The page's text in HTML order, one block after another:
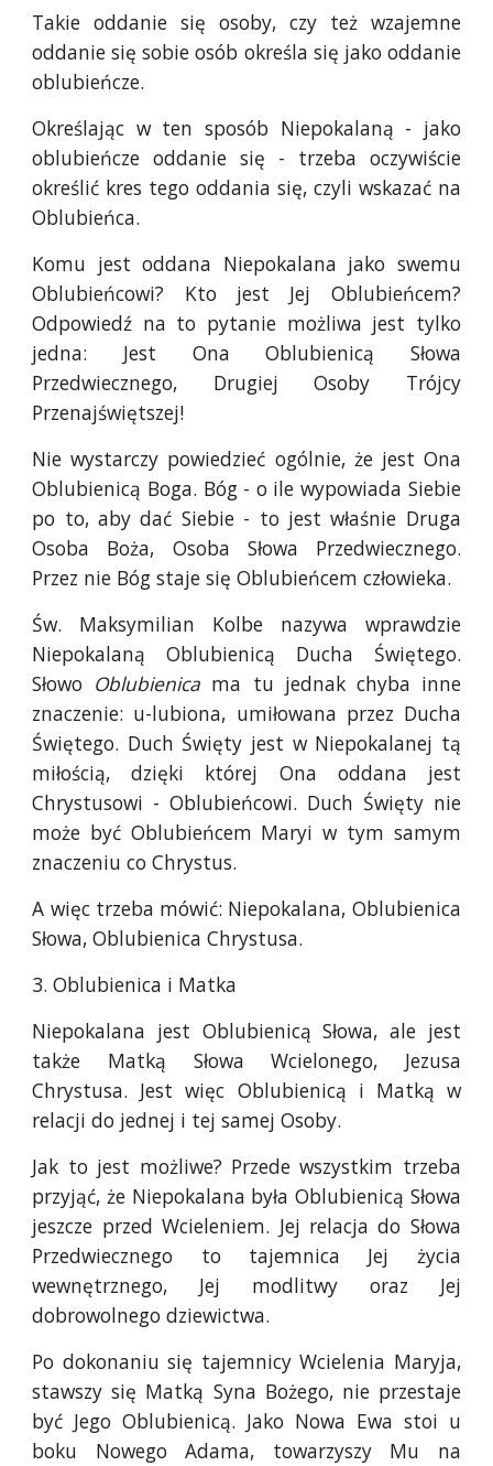
Takie oddanie się osoby, czy też wzajemne
oddanie się sobie osób określa się jako oddanie
oblubieńcze.
Określając w ten sposób Niepokalaną - jako
oblubieńcze oddanie się - trzeba oczywiście
określić kres tego oddania się, czyli wskazać na
Oblubieńca.
Komu jest oddana Niepokalana jako swemu
Oblubieńcowi? Kto jest Jej Oblubieńcem?
Odpowiedź na to pytanie możliwa jest tylko
jedna: Jest Ona Oblubienicą Słowa
Przedwiecznego, Drugiej Osoby Trójcy
Przenajświętszej!
Nie wystarczy powiedzieć ogólnie, że jest Ona
Oblubienicą Boga. Bóg - o ile wypowiada Siebie
po to, aby dać Siebie - to jest właśnie Druga
Osoba Boża, Osoba Słowa Przedwiecznego.
Przez nie Bóg staje się Oblubieńcem człowieka.
Św. Maksymilian Kolbe nazywa wprawdzie
Niepokalaną Oblubienicą Ducha Świętego.
Słowo Oblubienica ma tu jednak chyba inne
znaczenie: u-lubiona, umiłowana przez Ducha
Świętego. Duch Święty jest w Niepokalanej tą
miłością, dzięki której Ona oddana jest
Chrystusowi - Oblubieńcowi. Duch Święty nie
może być Oblubieńcem Maryi w tym samym
znaczeniu co Chrystus.
A więc trzeba mówić: Niepokalana, Oblubienica
Słowa, Oblubienica Chrystusa.
3. Oblubienica i Matka
Niepokalana jest Oblubienicą Słowa, ale jest
także Matką Słowa Wcielonego, Jezusa
Chrystusa. Jest więc Oblubienicą i Matką w
relacji do jednej i tej samej Osoby.
Jak to jest możliwe? Przede wszystkim trzeba
przyjąć, że Niepokalana była Oblubienicą Słowa
jeszcze przed Wcieleniem. Jej relacja do Słowa
Przedwiecznego to tajemnica Jej życia
wewnętrznego, Jej modlitwy oraz Jej
dobrowolnego dziewictwa.
Po dokonaniu się tajemnicy Wcielenia Maryja,
stawszy się Matką Syna Bożego, nie przestaje
być Jego Oblubienicą. Jako Nowa Ewa stoi u
boku Nowego Adama, towarzyszy Mu na